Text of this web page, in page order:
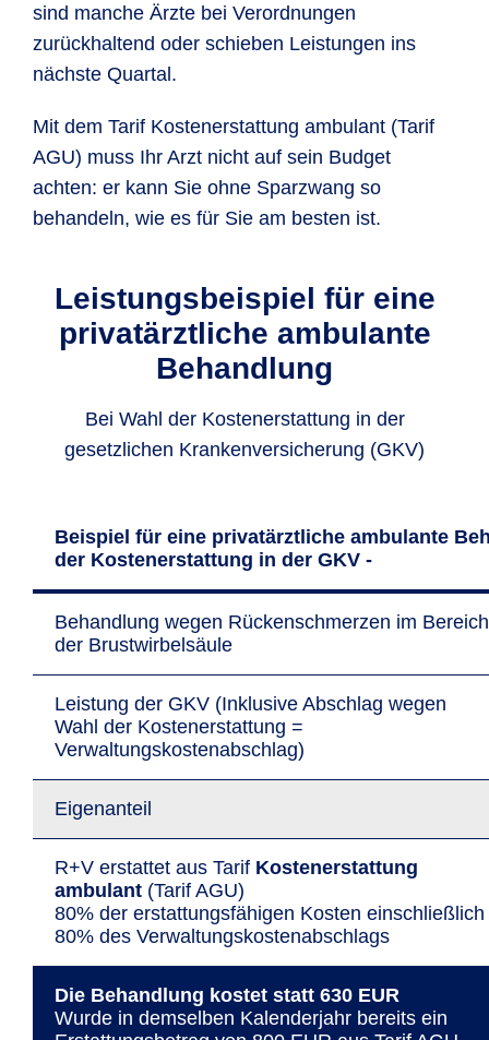
sind manche Ärzte bei Verordnungen
zurückhaltend oder schieben Leistungen ins
nächste Quartal.
Mit dem Tarif Kostenerstattung ambulant (Tarif
AGU) muss Ihr Arzt nicht auf sein Budget
achten: er kann Sie ohne Sparzwang so
behandeln, wie es für Sie am besten ist.
Leistungsbeispiel für eine
privatärztliche ambulante
Behandlung
Bei Wahl der Kostenerstattung in der
gesetzlichen Krankenversicherung (GKV)
Beispiel für eine privatärztliche ambulante
der Kostenerstattung in der GKV -
Behandlung wegen Rückenschmerzen im Bereich
der Brustwirbelsäule
Leistung der GKV (Inklusive Abschlag wegen
Wahl der Kostenerstattung =
Verwaltungskostenabschlag)
Eigenanteil
R+V erstattet aus Tarif Kostenerstattung
ambulant (Tarif AGU)
80% der erstattungsfähigen Kosten einschließlich
80% des Verwaltungskostenabschlags
Die Behandlung kostet statt 630 EUR
Wurde in dem­selben Kalender­jahr bereits ein